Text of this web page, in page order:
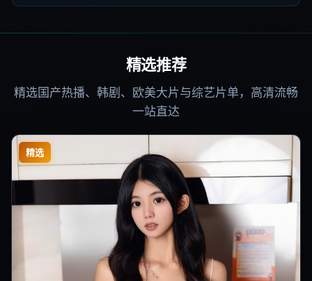
精选推荐
精选国产热播、韩剧、欧美大片与综艺片单，高清流畅
一站直达
精选